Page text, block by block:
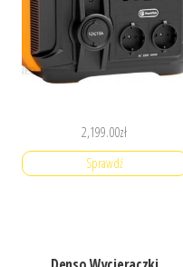
2,199.00zł
Sprawdź